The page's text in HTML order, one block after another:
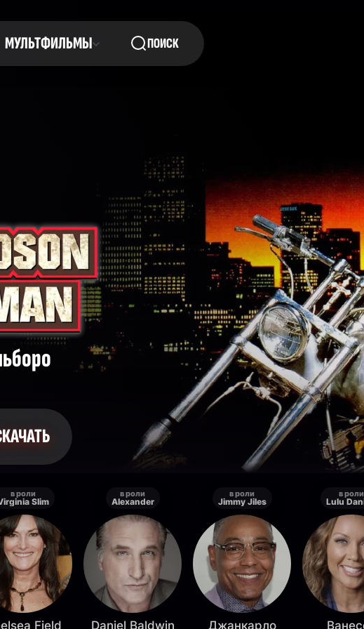
МУЛЬТФИЛЬМЫ ПОИСК
в роли
Slim
Field
в роли
Alexander
Daniel Baldwin
в роли
Jimmy Jiles
Джанкарло
в роли
Lulu